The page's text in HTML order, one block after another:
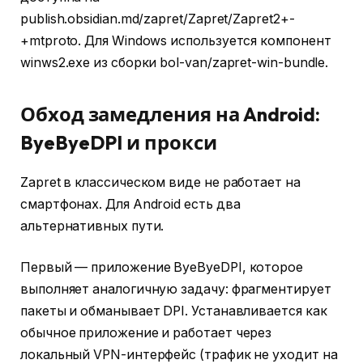
publish.obsidian.md/zapret/Zapret/Zapret2+-
+mtproto. Для Windows используется компонент
winws2.exe из сборки bol-van/zapret-win-bundle.
Обход замедления на Android:
ByeByeDPI и прокси
Zapret в классическом виде не работает на
смартфонах. Для Android есть два
альтернативных пути.
Первый — приложение ByeByeDPI, которое
выполняет аналогичную задачу: фрагментирует
пакеты и обманывает DPI. Устанавливается как
обычное приложение и работает через
локальный VPN-интерфейс (трафик не уходит на